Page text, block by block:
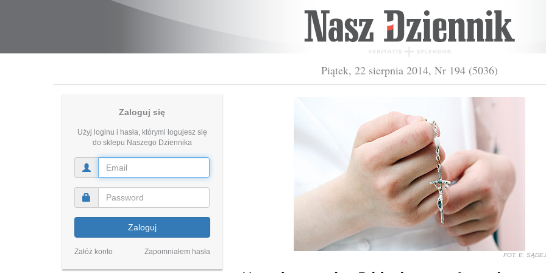
Piątek, 22 sierpnia 2014, Nr 194 (5036)
Zaloguj się
Użyj loginu i hasła, którymi logujesz się
do sklepu Naszego Dziennika
Zaloguj
Załóż konto Zapomniałem hasła FOT. E. SĄDEJ